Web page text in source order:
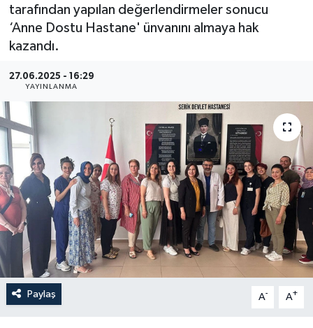
tarafından yapılan değerlendirmeler sonucu
‘Anne Dostu Hastane' ünvanını almaya hak
kazandı.
27.06.2025 - 16:29
YAYINLANMA
Paylaş A- A+
Ekonomi
Gündem
Günün Manşetleri
KANALV Spor
Kültür Sanat
Magazin
Öğle Bülteni
Tüm Manşetler
Son Dakika Haberleri
Haber Arşivi